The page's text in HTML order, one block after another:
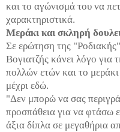
και το αγώνισμά του να
χαρακτηριστικά.
Μεράκι και σκληρή
Σε ερώτηση της "Ροδιακής"
Βογιατζής κάνει λόγο για
πολλών ετών και το
μέχρι εδώ.
"Δεν μπορώ να σας
προσπάθεια για να φτάσω
άξια δίπλα σε μεγαθήρια